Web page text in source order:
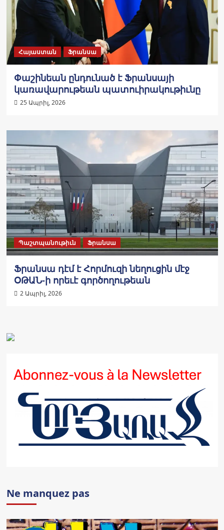
Հայաստան Ֆրանսա
Փաշինեան ընդունած է Ֆրանսայի
կառավարութեան պատուիրակութիւնը
25 Ապրիլ, 2026
Պաշտպանութիւն Ֆրանսա
Ֆրանսա դէմ է Հորմուզի նեղուցին մէջ
ՕԹԱՆ-ի որեւէ գործողութեան
2 Ապրիլ, 2026
Ne manquez pas